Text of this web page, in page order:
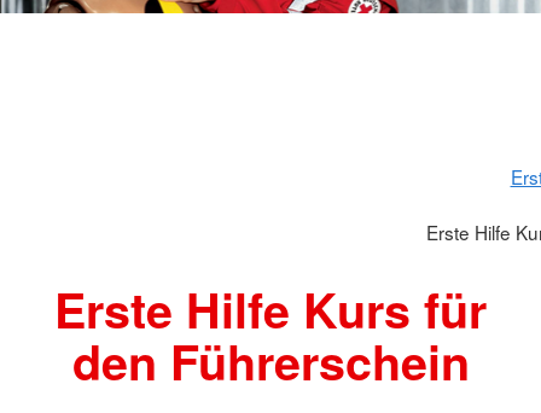
Erste Hilfe
Erste Hilfe Kurs für
den Führerschein